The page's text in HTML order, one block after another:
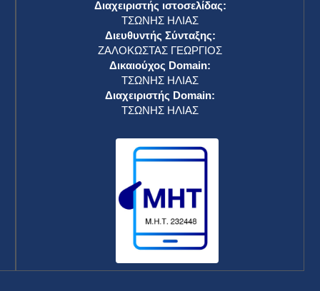
Διαχειριστής ιστοσελίδας:
ΤΣΩΝΗΣ ΗΛΙΑΣ
Διευθυντής Σύνταξης:
ΖΑΛΟΚΩΣΤΑΣ ΓΕΩΡΓΙΟΣ
Δικαιούχος Domain:
ΤΣΩΝΗΣ ΗΛΙΑΣ
Διαχειριστής Domain:
ΤΣΩΝΗΣ ΗΛΙΑΣ